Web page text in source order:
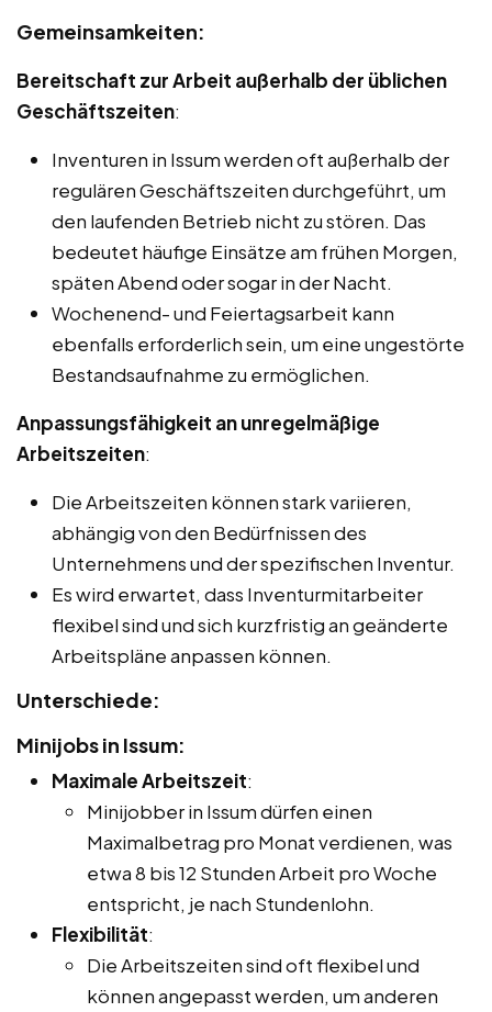
Gemeinsamkeiten:
Bereitschaft zur Arbeit außerhalb der üblichen
Geschäftszeiten:
Inventuren in Issum werden oft außerhalb der
regulären Geschäftszeiten durchgeführt, um
den laufenden Betrieb nicht zu stören. Das
bedeutet häufige Einsätze am frühen Morgen,
späten Abend oder sogar in der Nacht.
Wochenend- und Feiertagsarbeit kann
ebenfalls erforderlich sein, um eine ungestörte
Bestandsaufnahme zu ermöglichen.
Anpassungsfähigkeit an unregelmäßige
Arbeitszeiten:
Die Arbeitszeiten können stark variieren,
abhängig von den Bedürfnissen des
Unternehmens und der spezifischen Inventur.
Es wird erwartet, dass Inventurmitarbeiter
flexibel sind und sich kurzfristig an geänderte
Arbeitspläne anpassen können.
Unterschiede:
Minijobs in Issum:
Maximale Arbeitszeit:
Minijobber in Issum dürfen einen
Maximalbetrag pro Monat verdienen, was
etwa 8 bis 12 Stunden Arbeit pro Woche
entspricht, je nach Stundenlohn.
Flexibilität:
Die Arbeitszeiten sind oft flexibel und
können angepasst werden, um anderen